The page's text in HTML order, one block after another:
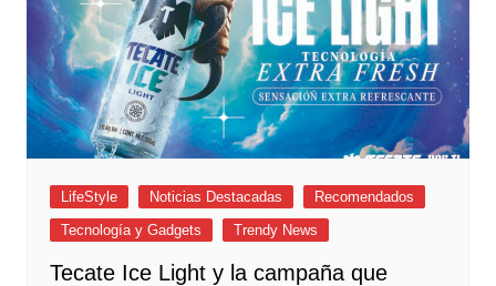
LifeStyle Noticias Destacadas
Recomendados
Tecnología y Gadgets
Trendy News
Tecate Ice Light y la campaña que